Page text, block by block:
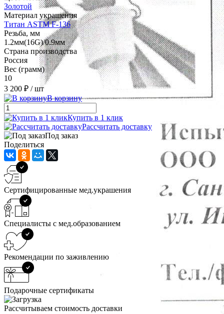
Золотой
Материал украшения
Титан ASTM F-136
Резьба, мм
1.2мм(16G)/0.9мм
Страна производства
Россия
Вес (грамм)
10
3 200 ₽ / шт
В корзину
Купить в 1 клик
Рассчитать доставку
Под заказ
Поделиться
Сертифицированные мед.украшения
Специалисты с мед.образованием
Рекомендации по заживлению
Подарочные сертификаты
Рассчитываем стоимость доставки